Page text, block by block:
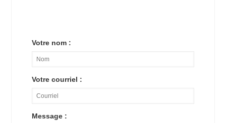
Votre nom :
Votre courriel :
Message :